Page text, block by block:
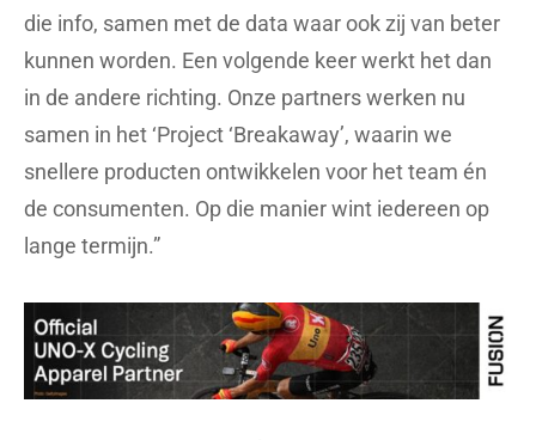
die info, samen met de data waar ook zij van beter
kunnen worden. Een volgende keer werkt het dan
in de andere richting. Onze partners werken nu
samen in het ‘Project ‘Breakaway’, waarin we
snellere producten ontwikkelen voor het team én
de consumenten. Op die manier wint iedereen op
lange termijn.”